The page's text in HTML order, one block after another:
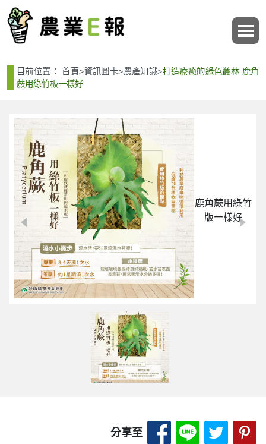
目前位置：首頁>資訊圖卡>農產知識>打造療癒的綠色叢林 鹿角
蕨用綠竹板一樣好
鹿角蕨用綠竹
版一樣好
分享至 分享至 Facebook-
分享至分享